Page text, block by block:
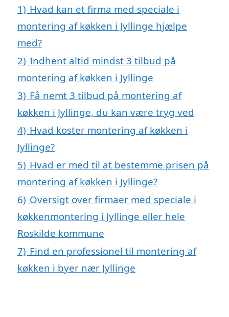
1) Hvad kan et firma med speciale i
montering af køkken i Jyllinge hjælpe
med?
2) Indhent altid mindst 3 tilbud på
montering af køkken i Jyllinge
3) Få nemt 3 tilbud på montering af
køkken i Jyllinge, du kan være tryg ved
4) Hvad koster montering af køkken i
Jyllinge?
5) Hvad er med til at bestemme prisen på
montering af køkken i Jyllinge?
6) Oversigt over firmaer med speciale i
køkkenmontering i Jyllinge eller hele
Roskilde kommune
7) Find en professionel til montering af
køkken i byer nær Jyllinge